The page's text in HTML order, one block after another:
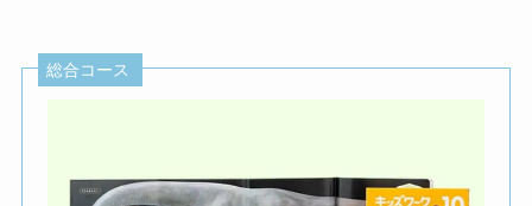
総合コース